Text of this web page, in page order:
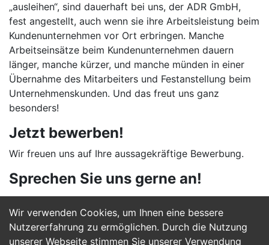
Wir verwenden Cookies, um Ihnen eine bessere
Nutzererfahrung zu ermöglichen. Durch die Nutzung
unserer Webseite stimmen Sie unserer Verwendung
„ausleihen“, sind dauerhaft bei uns, der ADR GmbH,
fest angestellt, auch wenn sie ihre Arbeitsleistung beim
Kundenunternehmen vor Ort erbringen. Manche
Arbeitseinsätze beim Kundenunternehmen dauern
länger, manche kürzer, und manche münden in einer
Übernahme des Mitarbeiters und Festanstellung beim
Unternehmenskunden. Und das freut uns ganz
besonders!
Jetzt bewerben!
Wir freuen uns auf Ihre aussagekräftige Bewerbung.
Sprechen Sie uns gerne an!
Jetzt Bewerben